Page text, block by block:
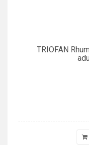
TRIOFAN